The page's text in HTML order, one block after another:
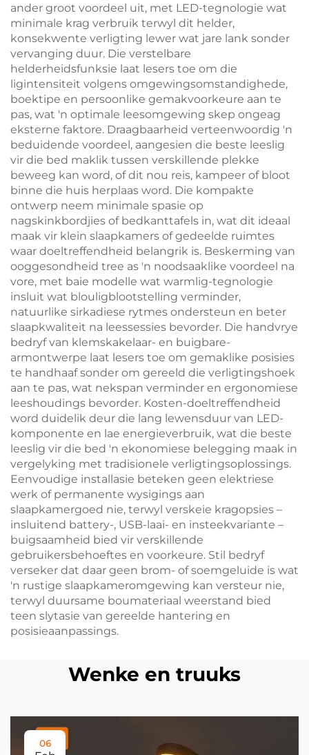
ander groot voordeel uit, met LED-tegnologie wat
minimale krag verbruik terwyl dit helder,
konsekwente verligting lewer wat jare lank sonder
vervanging duur. Die verstelbare
helderheidsfunksie laat lesers toe om die
ligintensiteit volgens omgewingsomstandighede,
boektipe en persoonlike gemakvoorkeure aan te
pas, wat 'n optimale leesomgewing skep ongeag
eksterne faktore. Draagbaarheid verteenwoordig 'n
beduidende voordeel, aangesien die beste leeslig
vir die bed maklik tussen verskillende plekke
beweeg kan word, of dit nou reis, kampeer of bloot
binne die huis herplaas word. Die kompakte
ontwerp neem minimale spasie op
nagskinkbordjies of bedkanttafels in, wat dit ideaal
maak vir klein slaapkamers of gedeelde ruimtes
waar doeltreffendheid belangrik is. Beskerming van
ooggesondheid tree as 'n noodsaaklike voordeel na
vore, met baie modelle wat warmlig-tegnologie
insluit wat blouligblootstelling verminder,
natuurlike sirkadiese rytmes ondersteun en beter
slaapkwaliteit na leessessies bevorder. Die handvrye
bedryf van klemskakelaar- en buigbare-
armontwerpe laat lesers toe om gemaklike posisies
te handhaaf sonder om gereeld die verligtingshoek
aan te pas, wat nekspan verminder en ergonomiese
leeshoudings bevorder. Kosten-doeltreffendheid
word duidelik deur die lang lewensduur van LED-
komponente en lae energieverbruik, wat die beste
leeslig vir die bed 'n ekonomiese belegging maak in
vergelyking met tradisionele verligtingsoplossings.
Eenvoudige installasie beteken geen elektriese
werk of permanente wysigings aan
slaapkamergoed nie, terwyl verskeie kragopsies –
insluitend battery-, USB-laai- en insteekvariante –
buigsaamheid bied vir verskillende
gebruikersbehoeftes en voorkeure. Stil bedryf
verseker dat daar geen brom- of soemgeluide is wat
'n rustige slaapkameromgewing kan versteur nie,
terwyl duursame boumateriaal weerstand bied
teen slytasie van gereelde hantering en
posisieaanpassings.
Wenke en truuks
06